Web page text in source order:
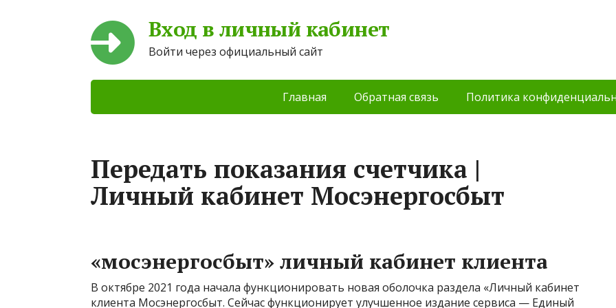
Вход в личный кабинет
Войти через официальный сайт
Главная Обратная связь Политика
Передать показания счетчика |
Личный кабинет Мосэнергосбыт
«мосэнергосбыт» личный кабинет клиента
В октябре 2021 года начала функционировать новая оболочка раздела «Личный кабинет
клиента Мосэнергосбыт. Сейчас функционирует улучшенное издание сервиса — Единый